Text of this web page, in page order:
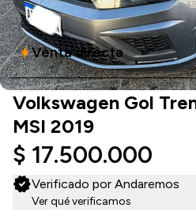
boltVenta directa
Volkswagen Gol
MSI 2019
$ 17.500.000
verifiedVerificado por Andaremos
Ver qué verificamos